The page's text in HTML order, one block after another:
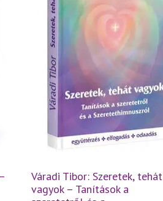
Váradi Tibor: Szeretek, tehát
vagyok – Tanítások a